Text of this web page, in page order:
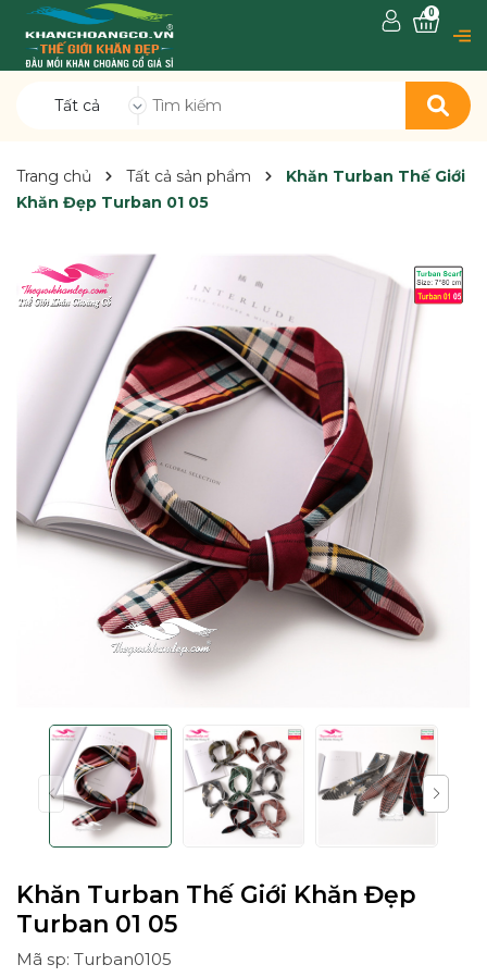
Tất cả
0
Trang chủ Tất cả sản phẩm
Khăn Turban Thế Giới
Khăn Đẹp Turban 01 05
Khăn Turban Thế Giới Khăn Đẹp
Turban 01 05
Mã sp: Turban0105